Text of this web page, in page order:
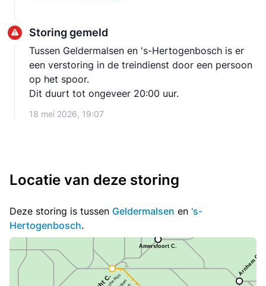
Storing gemeld
Tussen Geldermalsen en 's-Hertogenbosch is er
een verstoring in de treindienst door een persoon
op het spoor.
Dit duurt tot ongeveer 20:00 uur.
18 mei 2026, 19:07
Locatie van deze storing
Deze storing is tussen Geldermalsen en 's-
Hertogenbosch.